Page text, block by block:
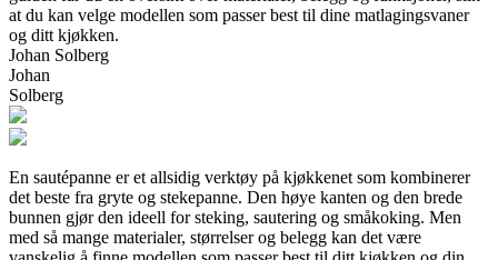
at du kan velge modellen som passer best til dine matlagingsvaner
og ditt kjøkken.
Johan Solberg
Johan
Solberg
En sautépanne er et allsidig verktøy på kjøkkenet som kombinerer
det beste fra gryte og stekepanne. Den høye kanten og den brede
bunnen gjør den ideell for steking, sautering og småkoking. Men
med så mange materialer, størrelser og belegg kan det være